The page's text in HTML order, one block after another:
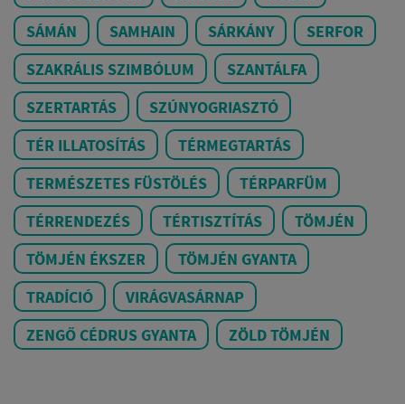
SÁMÁN
SAMHAIN SÁRKÁNY
SERFOR
SZAKRÁLIS SZIMBÓLUM
SZANTÁLFA
SZERTARTÁS
SZÚNYOGRIASZTÓ
TÉR ILLATOSÍTÁS
TÉRMEGTARTÁS
TERMÉSZETES FÜSTÖLÉS
TÉRPARFÜM
TÉRRENDEZÉS
TÉRTISZTÍTÁS
TÖMJÉN
TÖMJÉN ÉKSZER
TÖMJÉN GYANTA
TRADÍCIÓ
VIRÁGVASÁRNAP
ZENGŐ CÉDRUS GYANTA
ZÖLD TÖMJÉN